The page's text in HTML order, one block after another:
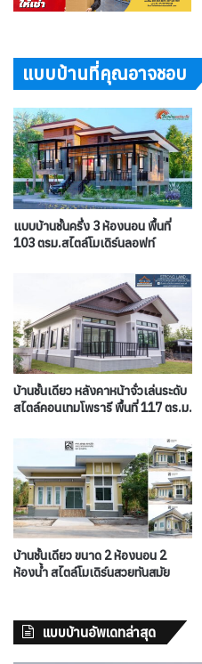
แบบบ้านที่คุณอาจชอบ
แบบบ้านชั้นครึ่ง 3 ห้องนอน พื้นที่
103 ตรม.สไตล์โมเดิร์นลอฟท์
บ้านชั้นเดียว หลังคาหน้าจั่วเล่นระดับ
สไตล์คอนเทมโพรารี พื้นที่ 117 ตร.ม.
บ้านชั้นเดียว ขนาด 2 ห้องนอน 2
ห้องน้ำ สไตล์โมเดิร์นสวยทันสมัย
แบบบ้านอัพเดทล่าสุด